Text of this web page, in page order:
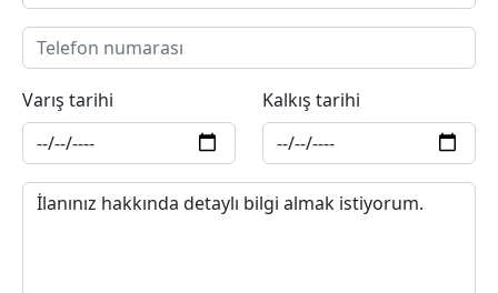
Varış tarihi Kalkış tarihi